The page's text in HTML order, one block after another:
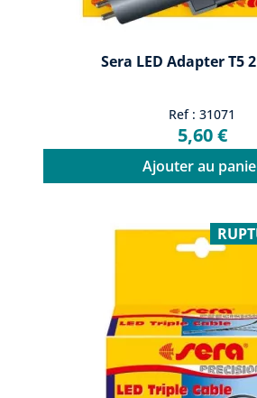
Sera LED Adapter T5
Ref : 31071
5,60 €
Ajouter au